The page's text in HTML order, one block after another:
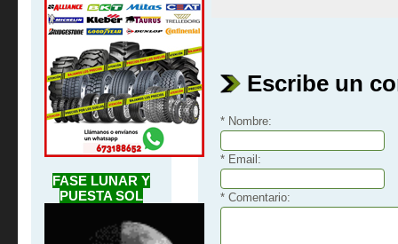
FASE LUNAR Y
PUESTA SOL
Escribe un
* Nombre:
* Email:
* Comentario: